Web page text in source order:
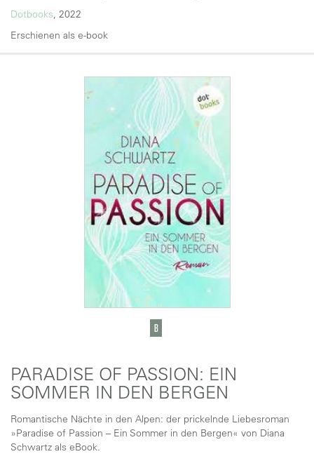
Dotbooks , 2022
Erschienen als e-book
PARADISE OF PASSION: EIN
SOMMER IN DEN BERGEN
Romantische Nächte in den Alpen: der prickelnde Liebesroman
»Paradise of Passion – Ein Sommer in den Bergen« von Diana
Schwartz als eBook.